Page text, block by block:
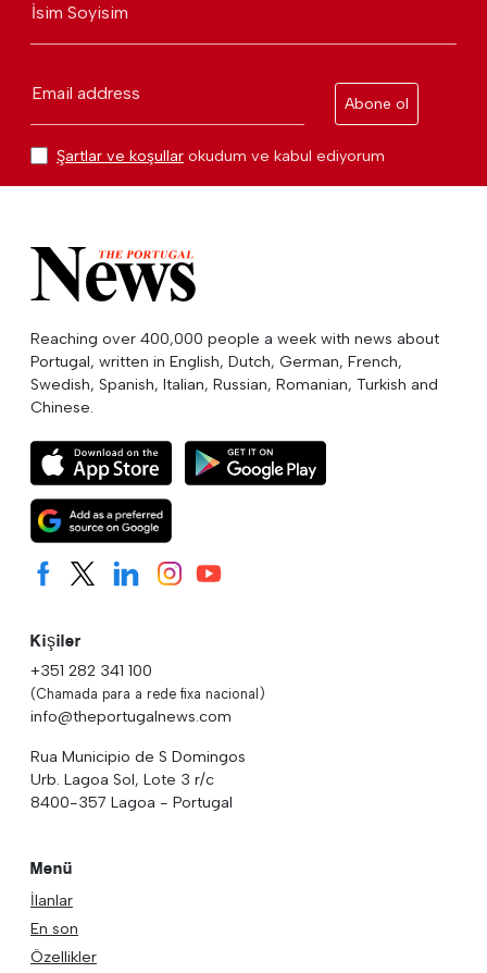
İsim Soyisim
Email address
Abone ol
Şartlar ve koşullar okudum ve kabul ediyorum
Reaching over 400,000 people a week with news about
Portugal, written in English, Dutch, German, French,
Swedish, Spanish, Italian, Russian, Romanian, Turkish and
Chinese.
Kişiler
+351 282 341 100
(Chamada para a rede fixa nacional)
info@theportugalnews.com
Rua Municipio de S Domingos
Urb. Lagoa Sol, Lote 3 r/c
8400-357 Lagoa - Portugal
Menü
İlanlar
En son
Özellikler